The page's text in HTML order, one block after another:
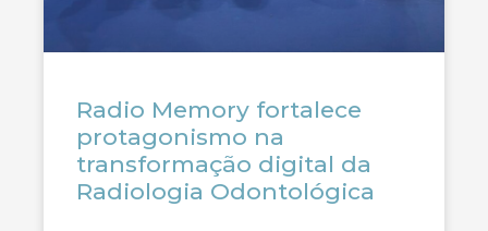
Radio Memory fortalece
protagonismo na
transformação digital da
Radiologia Odontológica